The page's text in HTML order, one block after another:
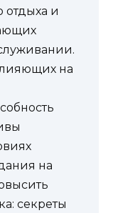
отдыха и
на
на
секреты